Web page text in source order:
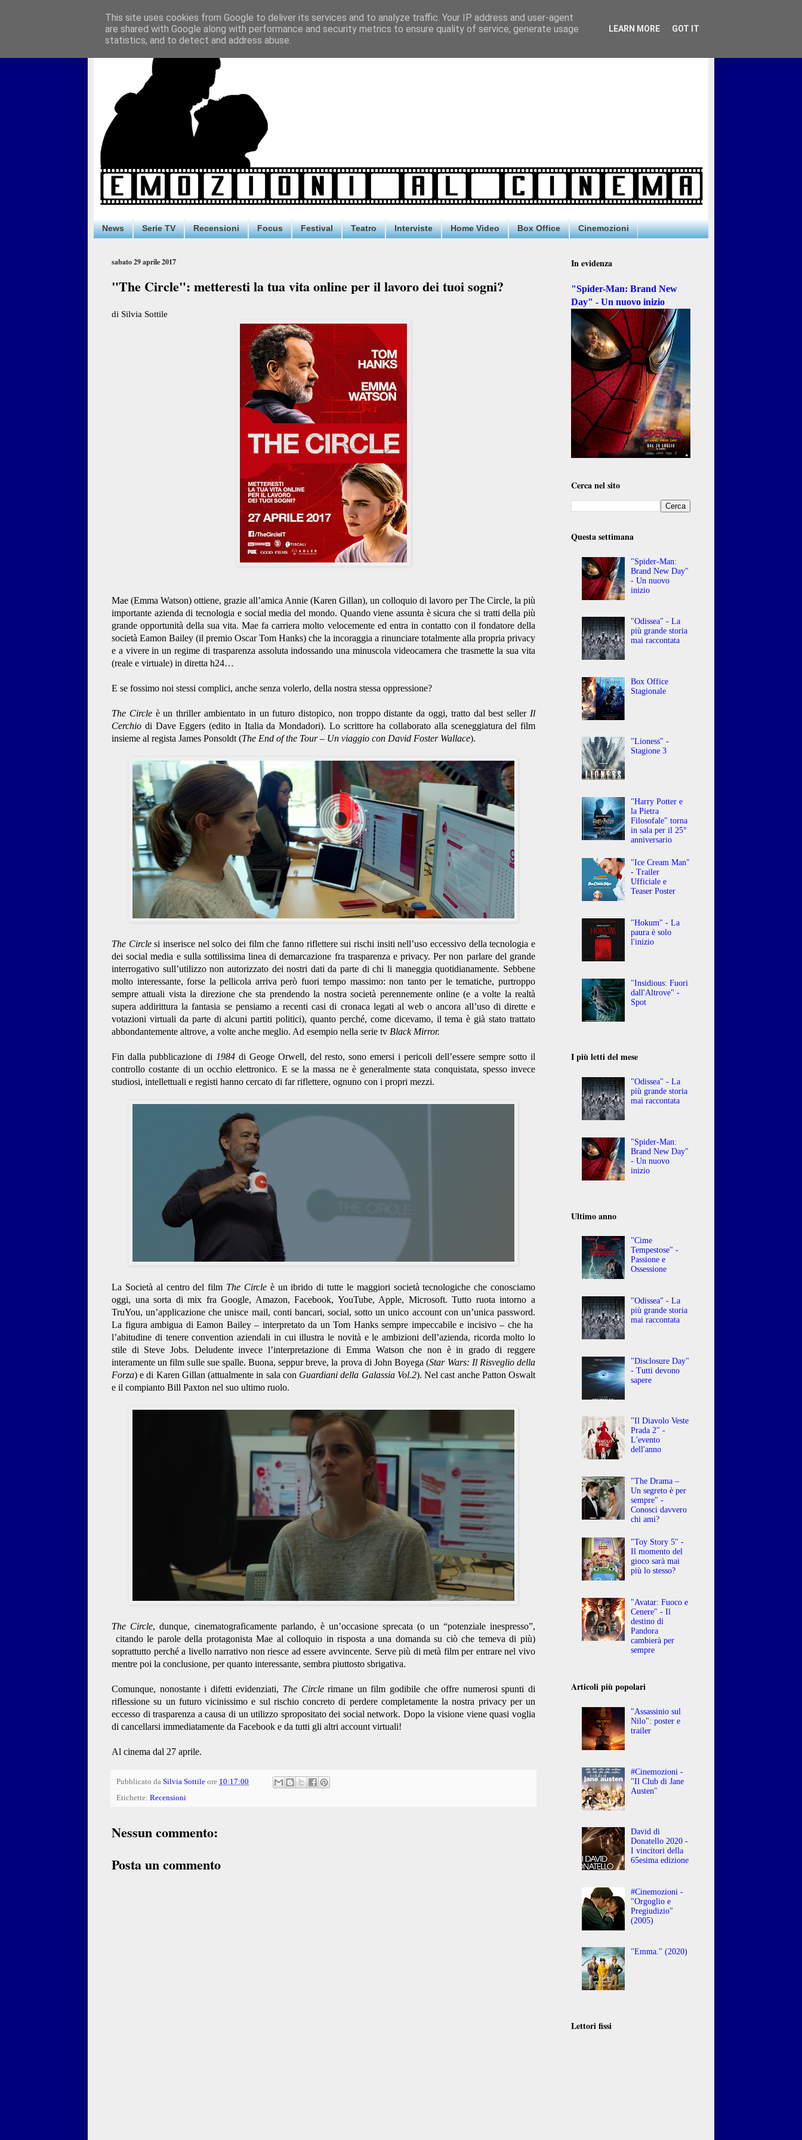
News Serie TV Recensioni Focus Festival Teatro Interviste Home Video Box Office Cinemozioni
sabato 29 aprile 2017
"The Circle": metteresti la tua vita online per il lavoro dei tuoi sogni?
di Silvia Sottile
Mae (Emma Watson) ottiene, grazie all’amica Annie (Karen Gillan), un colloquio di lavoro per The Circle, la più
importante azienda di tecnologia e social media del mondo. Quando viene assunta è sicura che si tratti della più
grande opportunità della sua vita. Mae fa carriera molto velocemente ed entra in contatto con il fondatore della
società Eamon Bailey (il premio Oscar Tom Hanks) che la incoraggia a rinunciare totalmente alla propria privacy
e a vivere in un regime di trasparenza assoluta indossando una minuscola videocamera che trasmette la sua vita
(reale e virtuale) in diretta h24…
E se fossimo noi stessi complici, anche senza volerlo, della nostra stessa oppressione?
The Circleè un thriller ambientato in un futuro distopico, non troppo distante da oggi, tratto dal best seller Il
Cerchio di Dave Eggers (edito in Italia da Mondadori). Lo scrittore ha collaborato alla sceneggiatura del film
insieme al regista James Ponsoldt (The End of the Tour – Un viaggio con David Foster Wallace).
The Circlesi inserisce nel solco dei film che fanno riflettere sui rischi insiti nell’uso eccessivo della tecnologia e
dei social media e sulla sottilissima linea di demarcazione fra trasparenza e privacy. Per non parlare del grande
interrogativo sull’utilizzo non autorizzato dei nostri dati da parte di chi li maneggia quotidianamente. Sebbene
molto interessante, forse la pellicola arriva però fuori tempo massimo: non tanto per le tematiche, purtroppo
sempre attuali vista la direzione che sta prendendo la nostra società perennemente online (e a volte la realtà
supera addirittura la fantasia se pensiamo a recenti casi di cronaca legati al web o ancora all’uso di dirette e
votazioni virtuali da parte di alcuni partiti politici), quanto perché, come dicevamo, il tema è già stato trattato
abbondantemente altrove, a volte anche meglio. Ad esempio nella serie tv Black Mirror.
Fin dalla pubblicazione di 1984di Geoge Orwell, del resto, sono emersi i pericoli dell’essere sempre sotto il
controllo costante di un occhio elettronico. E se la massa ne è generalmente stata conquistata, spesso invece
studiosi, intellettuali e registi hanno cercato di far riflettere, ognuno con i propri mezzi.
La Società al centro del film The Circleè un ibrido di tutte le maggiori società tecnologiche che conosciamo
oggi, una sorta di mix fra Google, Amazon, Facebook, YouTube, Apple, Microsoft. Tutto ruota intorno a
TruYou, un’applicazione che unisce mail, conti bancari, social, sotto un unico account con un’unica password.
La figura ambigua di Eamon Bailey – interpretato da un Tom Hanks sempre impeccabile e incisivo – che ha
l’abitudine di tenere convention aziendali in cui illustra le novità e le ambizioni dell’azienda, ricorda molto lo
stile di Steve Jobs. Deludente invece l’interpretazione di Emma Watson che non è in grado di reggere
interamente un film sulle sue spalle. Buona, seppur breve, la prova di John Boyega (Star Wars: Il Risveglio della
Forza) e di Karen Gillan (attualmente in sala con Guardiani della Galassia Vol.2). Nel cast anche Patton Oswalt
e il compianto Bill Paxton nel suo ultimo ruolo.
The Circle, dunque, cinematograficamente parlando, è un’occasione sprecata (o un “potenziale inespresso”,
citando le parole della protagonista Mae al colloquio in risposta a una domanda su ciò che temeva di più)
soprattutto perché a livello narrativo non riesce ad essere avvincente. Serve più di metà film per entrare nel vivo
mentre poi la conclusione, per quanto interessante, sembra piuttosto sbrigativa.
Comunque, nonostante i difetti evidenziati, The Circlerimane un film godibile che offre numerosi spunti di
riflessione su un futuro vicinissimo e sul rischio concreto di perdere completamente la nostra privacy per un
eccesso di trasparenza a causa di un utilizzo spropositato dei social network. Dopo la visione viene quasi voglia
di cancellarsi immediatamente da Facebook e da tutti gli altri account virtuali!
Al cinema dal 27 aprile.
Pubblicato da Silvia Sottile ore 10:17:00
Etichette: Recensioni
Nessun commento:
Posta un commento
In evidenza
"Spider-Man: Brand New
Day" - Un nuovo inizio
Cerca nel sito
Questa settimana
"Spider-Man:
Brand New Day"
- Un nuovo
inizio
"Odissea" - La
più grande storia
mai raccontata
Box Office
Stagionale
"Lioness" -
Stagione 3
"Harry Potter e
la Pietra
Filosofale" torna
in sala per il 25°
anniversario
"Ice Cream Man"
- Trailer
Ufficiale e
Teaser Poster
"Hokum" - La
paura è solo
l'inizio
"Insidious: Fuori
dall'Altrove" -
Spot
I più letti del mese
"Odissea" - La
più grande storia
mai raccontata
"Spider-Man:
Brand New Day"
- Un nuovo
inizio
Ultimo anno
"Cime
Tempestose" -
Passione e
Ossessione
"Odissea" - La
più grande storia
mai raccontata
"Disclosure Day"
- Tutti devono
sapere
"Il Diavolo Veste
Prada 2" -
L'evento
dell'anno
"The Drama –
Un segreto è per
sempre" -
Conosci davvero
chi ami?
"Toy Story 5" -
Il momento del
gioco sarà mai
più lo stesso?
"Avatar: Fuoco e
Cenere" - Il
destino di
Pandora
cambierà per
sempre
Articoli più popolari
"Assassinio sul
Nilo": poster e
trailer
#Cinemozioni -
"Il Club di Jane
Austen"
David di
Donatello 2020 -
I vincitori della
65esima edizione
#Cinemozioni -
"Orgoglio e
Pregiudizio"
(2005)
"Emma." (2020)
Lettori fissi
This site uses cookies from Google to deliver its services and to analyze traffic. Your IP address and user-agent
are shared with Google along with performance and security metrics to ensure quality of service, generate usage
statistics, and to detect and address abuse.
LEARN MORE GOT IT